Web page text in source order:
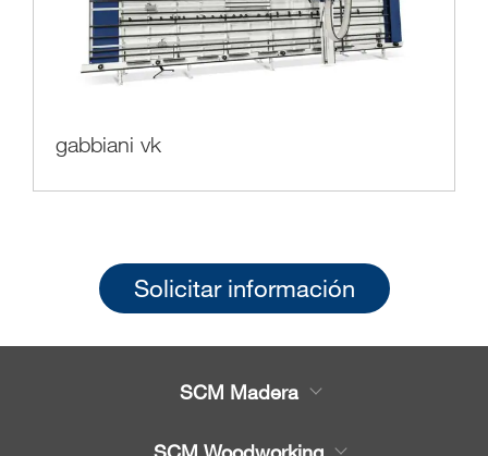
gabbiani vk
Solicitar información
SCM Madera